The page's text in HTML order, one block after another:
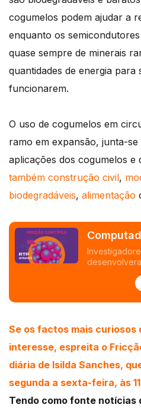
cogumelos podem ajudar a
enquanto os
quase sempre de minerais
quantidades de energia
funcionarem.
O uso de cogumelos em
ramo em expansão, junta-se
aplicações dos cogumelos e
também construção civil,
biodegradáveis, alimentação
tão
condutores
consomem
Se os factos mais curiosos
interesse, espreita o
diária de Isilda Sanches,
segunda a sexta-feira, às
Tendo como fonte notícias